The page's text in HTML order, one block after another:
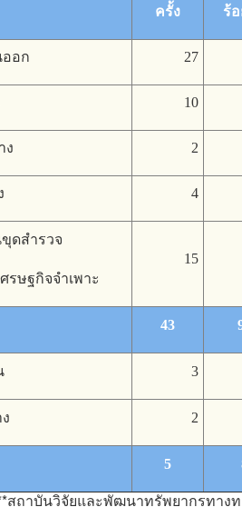
ครั้ง ร้
ออก 27
10
ง 2
4
ดสำรวจ
รษฐกิจจำเพาะ
15
43
3
2
5
สถาบันวิจัยและพัฒนาทรัพยากรทางท